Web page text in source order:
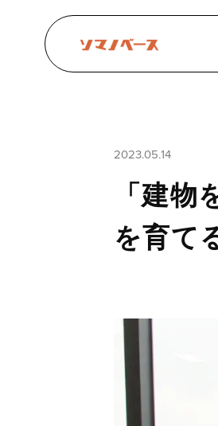
2023.05.14
「建
を育て